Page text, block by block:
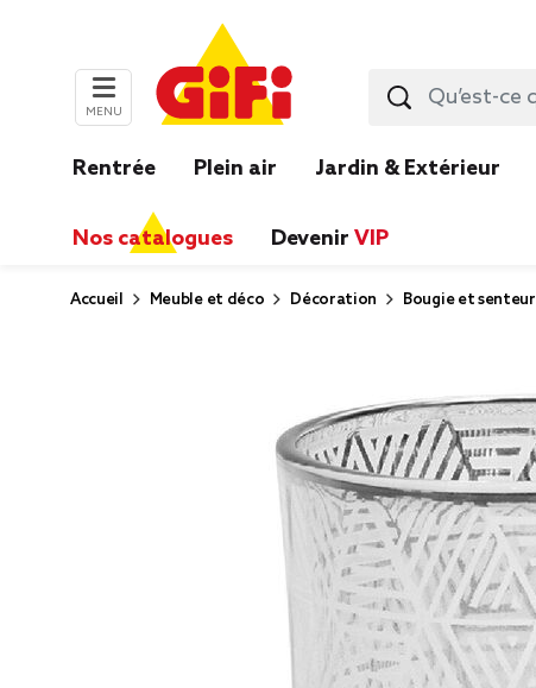
MENU
Rentrée Plein air Jardin & Extérieur
Nos catalogues Devenir VIP
Accueil Meuble et déco Décoration Bougie et senteur